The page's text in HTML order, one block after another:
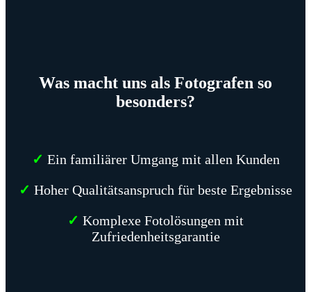
Was macht uns als Fotografen so
besonders?
✓ Ein familiärer Umgang mit allen Kunden
✓ Hoher Qualitätsanspruch für beste Ergebnisse
✓ Komplexe Fotolösungen mit
Zufriedenheitsgarantie